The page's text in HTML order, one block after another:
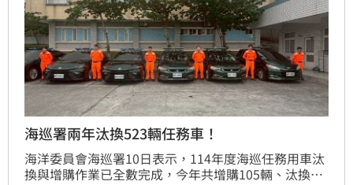
海巡署兩年汰換523輛任務車！
海洋委員會海巡署10日表示，114年度海巡任務用車汰
換與增購作業已全數完成，今年共增購105輛、汰換逾